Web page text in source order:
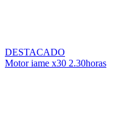
DESTACADO
Motor iame x30 2.30horas